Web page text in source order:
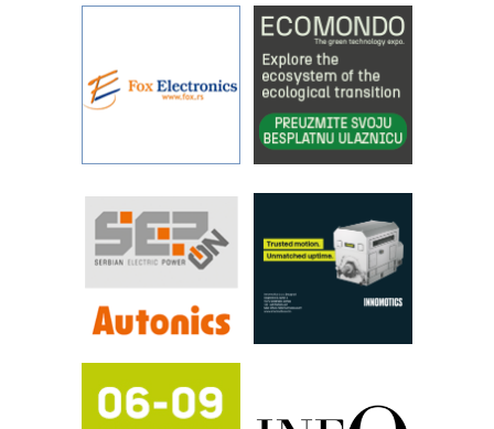
STAUFF – Komponente koje
povećavaju pouzdanost hidrauličkih
YAMADA pumpe – japanska
pouzdanost u transferu fluida
Filtration Group Industrial – Napredna
rešenja za filtraciju u hidrauličkim i
RILINEX kompanije Rittal
FANUC: Najbolje za vašu pametnu
automatizaciju
Efikasno upravljanje energijom
Automatizacija pakovanja · Display
Potpuna efikasnost bez složenih
sistema